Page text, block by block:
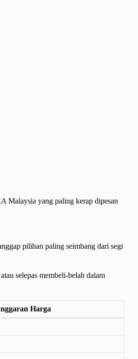
Malaysia yang paling kerap dipesan
pilihan paling seimbang dari segi
selepas membeli-belah dalam
Harga